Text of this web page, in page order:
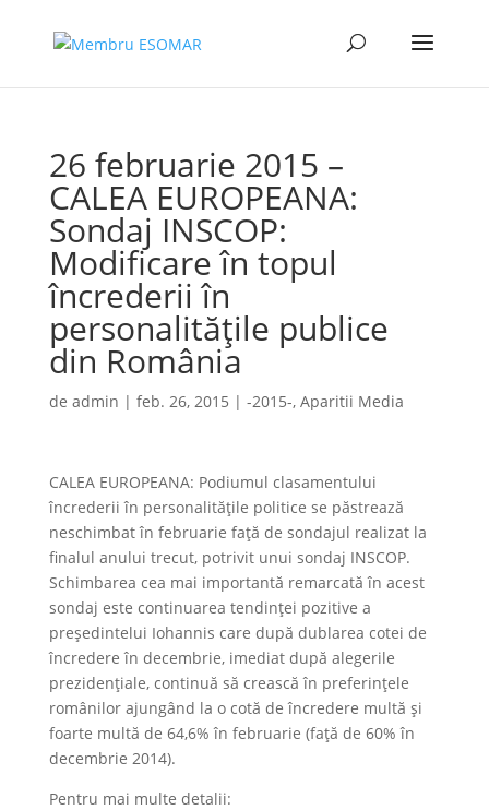
26 februarie 2015 –
CALEA EUROPEANA:
Sondaj INSCOP:
Modificare în topul
încrederii în
personalitățile publice
din România
de admin | feb. 26, 2015 | -2015-, Aparitii Media
CALEA EUROPEANA: Podiumul clasamentului
încrederii în personalitățile politice se păstrează
neschimbat în februarie față de sondajul realizat la
finalul anului trecut, potrivit unui sondaj INSCOP.
Schimbarea cea mai importantă remarcată în acest
sondaj este continuarea tendinței pozitive a
președintelui Iohannis care după dublarea cotei de
încredere în decembrie, imediat după alegerile
prezidențiale, continuă să crească în preferințele
românilor ajungând la o cotă de încredere multă și
foarte multă de 64,6% în februarie (față de 60% în
decembrie 2014).
Pentru mai multe detalii: